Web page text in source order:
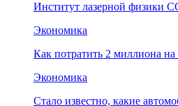
Институт лазерной физики
Экономика
Как потратить 2 миллиона на
Экономика
Стало известно, какие